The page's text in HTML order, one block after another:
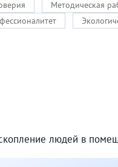
Методическая
людей в